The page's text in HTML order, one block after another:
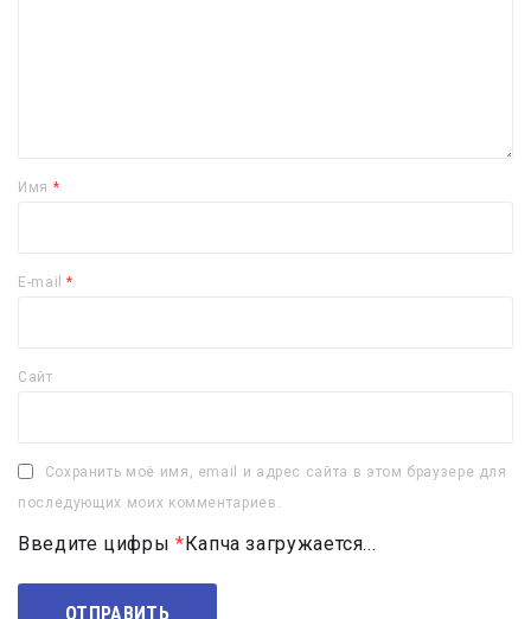
Имя *
E-mail*
Сайт
Сохранить моё имя, email и адрес сайта в этом браузере для
последующих моих комментариев.
Введите цифры *Капча загружается...